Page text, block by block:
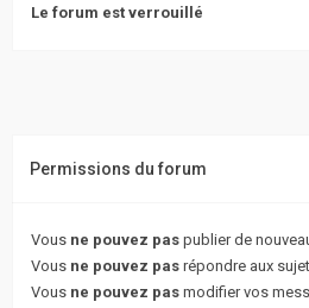
Le forum est verrouillé
Permissions du forum
Vous ne pouvez pas publier de
Vous ne pouvez pas répondre aux
Vous ne pouvez pas modifier vos